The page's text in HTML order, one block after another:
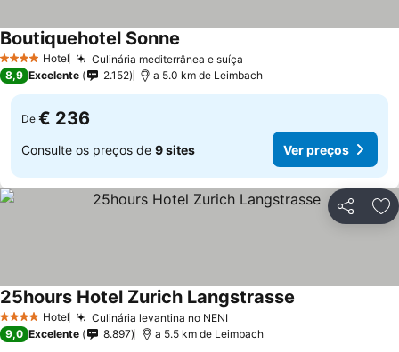
4 EstrelasHotel Culinária mediterrânea e suíça
Boutiquehotel Sonne
8,9 Excelente 2.152 a 5.0 km de Leimbach
De € 236
Consulte os preços de 9 sites Ver preços
Partilhar
4 EstrelasHotel Culinária levantina no NENIVer preços
25hours Hotel Zurich Langstrasse
9,0 Excelente 8.897 a 5.5 km de Leimbach